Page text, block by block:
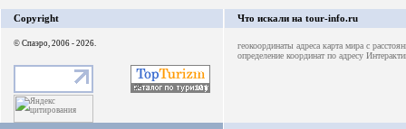
Copyright
© Спаэро, 2006 - 2026.
Что искали на tour-info.ru
геокоординаты адреса карта мира с
определение координат по адресу